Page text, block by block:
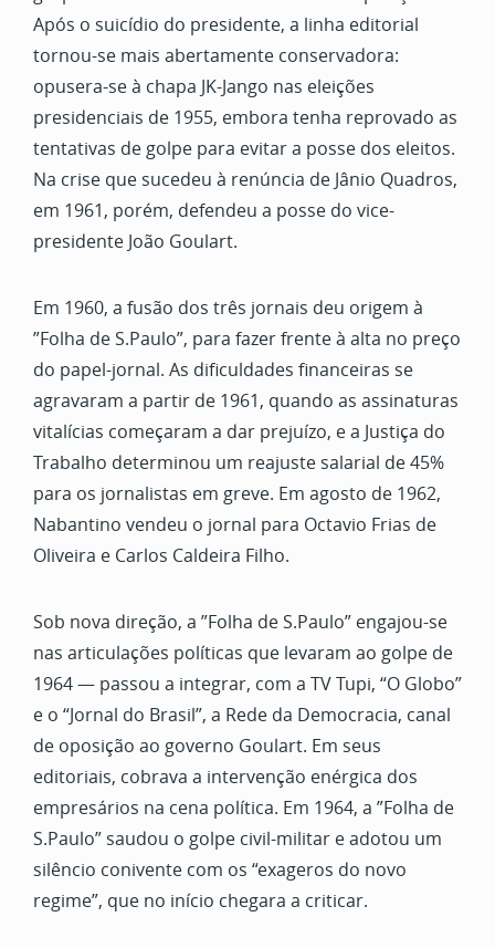
Após o suicídio do presidente, a linha editorial
tornou-se mais abertamente conservadora:
opusera-se à chapa JK-Jango nas eleições
presidenciais de 1955, embora tenha reprovado as
tentativas de golpe para evitar a posse dos eleitos.
Na crise que sucedeu à renúncia de Jânio Quadros,
em 1961, porém, defendeu a posse do vice-
presidente João Goulart.
Em 1960, a fusão dos três jornais deu origem à
”Folha de S.Paulo”, para fazer frente à alta no preço
do papel-jornal. As dificuldades financeiras se
agravaram a partir de 1961, quando as assinaturas
vitalícias começaram a dar prejuízo, e a Justiça do
Trabalho determinou um reajuste salarial de 45%
para os jornalistas em greve. Em agosto de 1962,
Nabantino vendeu o jornal para Octavio Frias de
Oliveira e Carlos Caldeira Filho.
Sob nova direção, a ”Folha de S.Paulo” engajou-se
nas articulações políticas que levaram ao golpe de
1964 — passou a integrar, com a TV Tupi, “O Globo”
e o “Jornal do Brasil”, a Rede da Democracia, canal
de oposição ao governo Goulart. Em seus
editoriais, cobrava a intervenção enérgica dos
empresários na cena política. Em 1964, a ”Folha de
S.Paulo” saudou o golpe civil-militar e adotou um
silêncio conivente com os “exageros do novo
regime”, que no início chegara a criticar.